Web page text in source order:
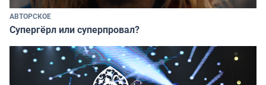
АВТОРСКОЕ
Супергёрл или суперпровал?